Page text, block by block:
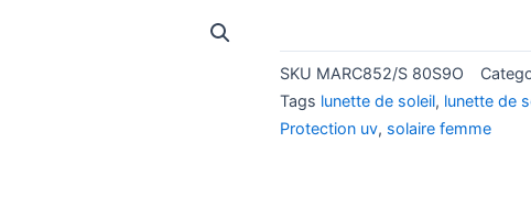
SKU MARC852/S 80S9O
Tags lunette de soleil, lunette de
Protection uv, solaire femme